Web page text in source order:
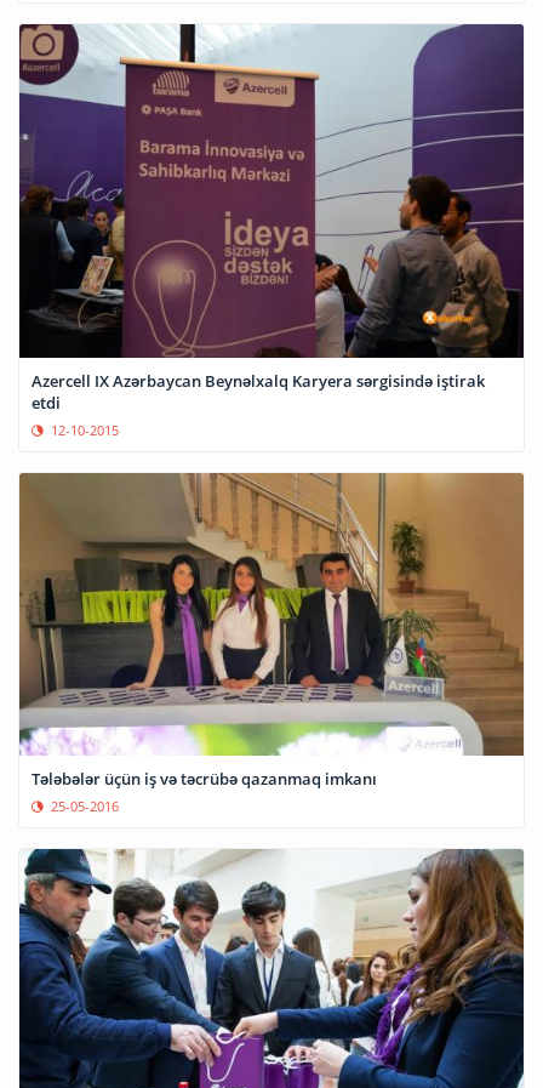
Azercell IX Azərbaycan Beynəlxalq Karyera sərgisində iştirak
etdi
12-10-2015
Tələbələr üçün iş və təcrübə qazanmaq imkanı
25-05-2016